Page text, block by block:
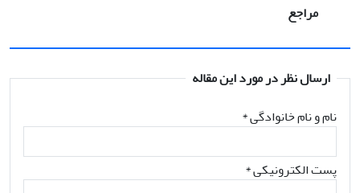
مراجع
ارسال نظر در مورد این مقاله
نام و نام خانوادگی*
پست الکترونیکی*